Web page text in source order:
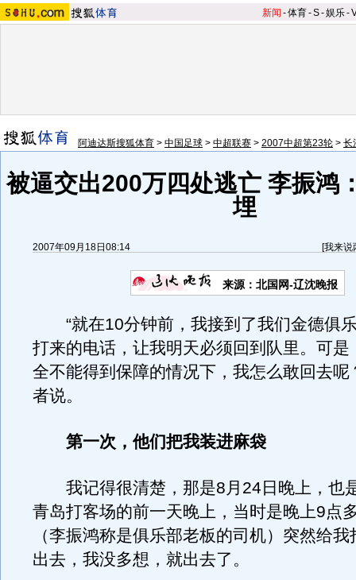
新闻 -体育-S-娱乐-
阿迪达斯搜狐体育 > 中国足球 > 中超联赛 > 2007中超第23轮 > 长
被逼交出200万四处逃亡 李振鸿
埋
2007年09月18日08:14 [我来说
来源：北国网-辽沈晚报
“就在10分钟前，我接到了我们金德俱
打来的电话，让我明天必须回到队里。可是
全不能得到保障的情况下，我怎么敢回去呢
者说。
第一次，他们把我装进麻袋
我记得很清楚，那是8月24日晚上，也
青岛打客场的前一天晚上，当时是晚上9点
（李振鸿称是俱乐部老板的司机）突然给
出去，我没多想，就出去了。